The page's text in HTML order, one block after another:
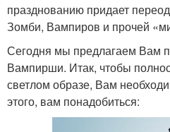
празднованию придает
Зомби, Вампиров и прочей
Сегодня мы предлагаем Вам
Вампирши. Итак, чтобы
светлом образе, Вам
этого, вам понадобиться: